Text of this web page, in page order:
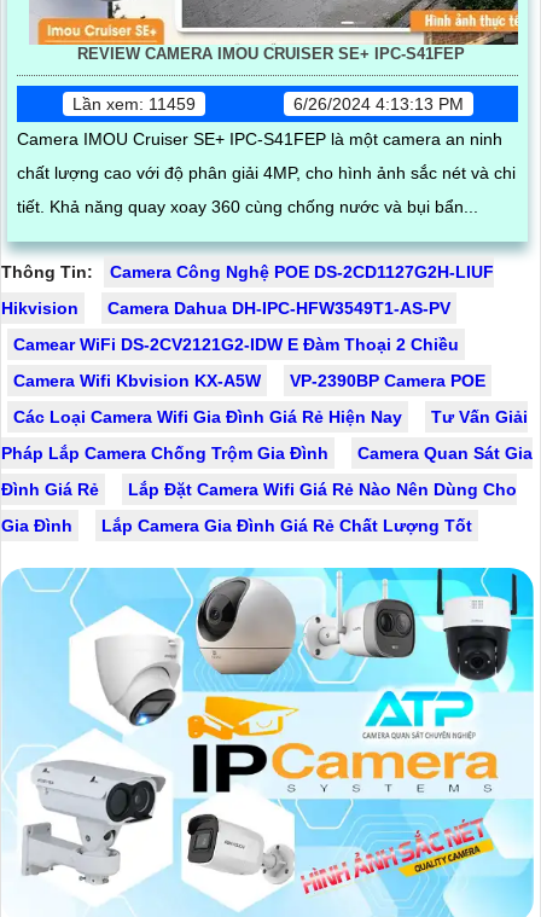
REVIEW CAMERA IMOU CRUISER SE+ IPC-S41FEP
Lần xem: 11459
6/26/2024 4:13:13 PM
Camera IMOU Cruiser SE+ IPC-S41FEP là một camera an ninh
chất lượng cao với độ phân giải 4MP, cho hình ảnh sắc nét và chi
tiết. Khả năng quay xoay 360 cùng chống nước và bụi bẩn...
Thông Tin:
Camera Công Nghệ POE DS-2CD1127G2H-LIUF
Hikvision
Camera Dahua DH-IPC-HFW3549T1-AS-PV
Camear WiFi DS-2CV2121G2-IDW E Đàm Thoại 2 Chiều
Camera Wifi Kbvision KX-A5W
VP-2390BP Camera POE
Các Loại Camera Wifi Gia Đình Giá Rẻ Hiện Nay
Tư Vấn Giải
Pháp Lắp Camera Chống Trộm Gia Đình
Camera Quan Sát Gia
Đình Giá Rẻ
Lắp Đặt Camera Wifi Giá Rẻ Nào Nên Dùng Cho
Gia Đình
Lắp Camera Gia Đình Giá Rẻ Chất Lượng Tốt